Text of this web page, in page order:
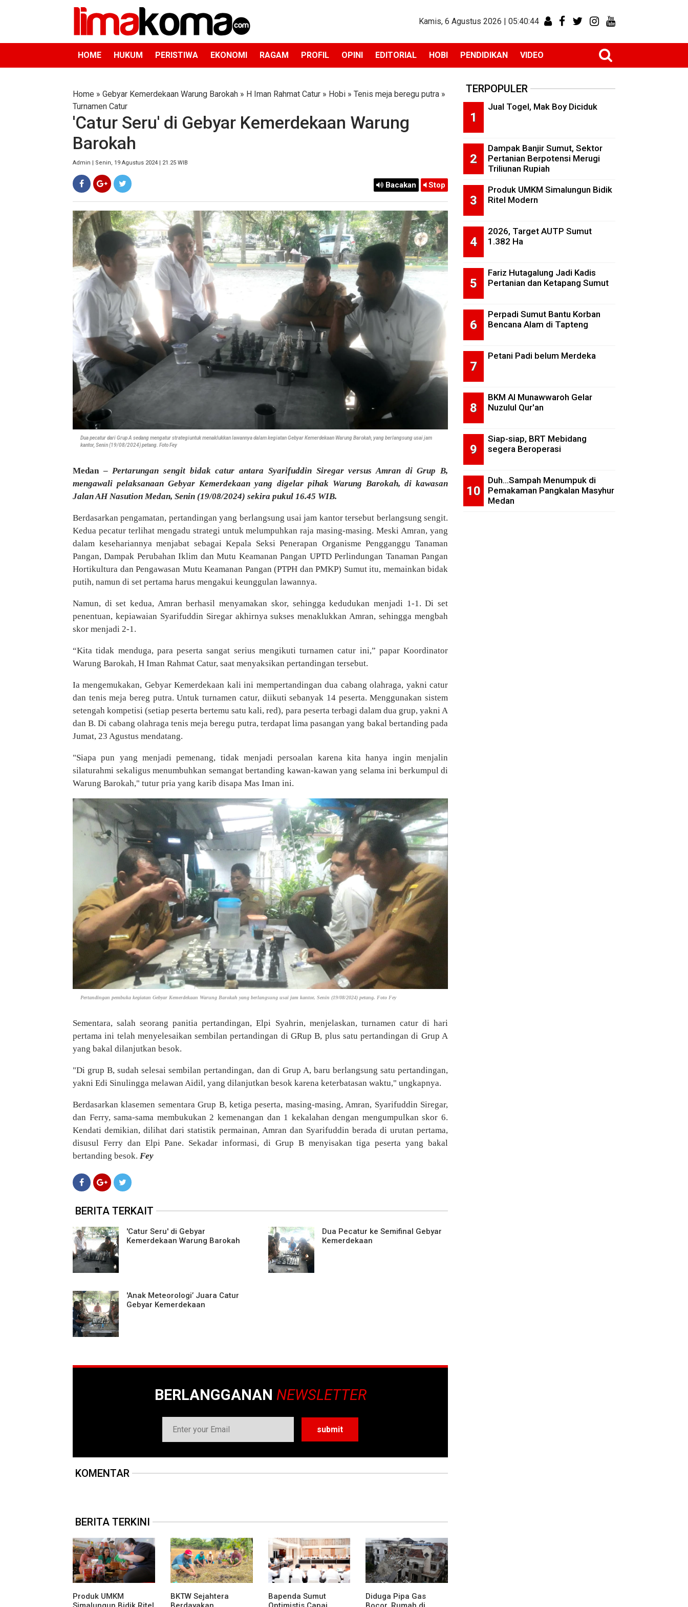
Kamis, 6 Agustus 2026 | 05:40:45
HOME HUKUM PERISTIWA EKONOMI RAGAM PROFIL OPINI EDITORIAL HOBI PENDIDIKAN VIDEO
Home » Gebyar Kemerdekaan Warung Barokah » H Iman Rahmat Catur » Hobi » Tenis meja beregu putra »
Turnamen Catur
'Catur Seru' di Gebyar Kemerdekaan Warung
Barokah
Admin | Senin, 19 Agustus 2024 | 21.25 WIB
Bacakan Stop
Dua pecatur dari Grup A sedang mengatur strategiuntuk menaklukkan lawannya dalam kegiatan Gebyar Kemerdekaan Warung Barokah, yang berlangsung usai jam
kantor, Senin (19/08/2024) petang. Foto Fey
Medan –Pertarungan sengit bidak catur antara Syarifuddin Siregar versus Amran di Grup B,
mengawali pelaksanaan Gebyar Kemerdekaan yang digelar pihak Warung Barokah, di kawasan
Jalan AH Nasution Medan, Senin (19/08/2024) sekira pukul 16.45 WIB.
Berdasarkan pengamatan, pertandingan yang berlangsung usai jam kantor tersebut berlangsung sengit.
Kedua pecatur terlihat mengadu strategi untuk melumpuhkan raja masing-masing. Meski Amran, yang
dalam kesehariannya menjabat sebagai Kepala Seksi Penerapan Organisme Pengganggu Tanaman
Pangan, Dampak Perubahan Iklim dan Mutu Keamanan Pangan UPTD Perlindungan Tanaman Pangan
Hortikultura dan Pengawasan Mutu Keamanan Pangan (PTPH dan PMKP) Sumut itu, memainkan bidak
putih, namun di set pertama harus mengakui keunggulan lawannya.
Namun, di set kedua, Amran berhasil menyamakan skor, sehingga kedudukan menjadi 1-1. Di set
penentuan, kepiawaian Syarifuddin Siregar akhirnya sukses menaklukkan Amran, sehingga mengbah
skor menjadi 2-1.
“Kita tidak menduga, para peserta sangat serius mengikuti turnamen catur ini,” papar Koordinator
Warung Barokah, H Iman Rahmat Catur, saat menyaksikan pertandingan tersebut.
Ia mengemukakan, Gebyar Kemerdekaan kali ini mempertandingan dua cabang olahraga, yakni catur
dan tenis meja bereg putra. Untuk turnamen catur, diikuti sebanyak 14 peserta. Menggunakan sistem
setengah kompetisi (setiap peserta bertemu satu kali, red), para peserta terbagi dalam dua grup, yakni A
dan B. Di cabang olahraga tenis meja beregu putra, terdapat lima pasangan yang bakal bertanding pada
Jumat, 23 Agustus mendatang.
"Siapa pun yang menjadi pemenang, tidak menjadi persoalan karena kita hanya ingin menjalin
silaturahmi sekaligus menumbuhkan semangat bertanding kawan-kawan yang selama ini berkumpul di
Warung Barokah," tutur pria yang karib disapa Mas Iman ini.
Pertandingan pembuka kegiatan Gebyar Kemerdekaan Warung Barokah yang berlangsung usai jam kantor, Senin (19/08/2024) petang. Foto Fey
Sementara, salah seorang panitia pertandingan, Elpi Syahrin, menjelaskan, turnamen catur di hari
pertama ini telah menyelesaikan sembilan pertandingan di GRup B, plus satu pertandingan di Grup A
yang bakal dilanjutkan besok.
"Di grup B, sudah selesai sembilan pertandingan, dan di Grup A, baru berlangsung satu pertandingan,
yakni Edi Sinulingga melawan Aidil, yang dilanjutkan besok karena keterbatasan waktu," ungkapnya.
Berdasarkan klasemen sementara Grup B, ketiga peserta, masing-masing, Amran, Syarifuddin Siregar,
dan Ferry, sama-sama membukukan 2 kemenangan dan 1 kekalahan dengan mengumpulkan skor 6.
Kendati demikian, dilihat dari statistik permainan, Amran dan Syarifuddin berada di urutan pertama,
disusul Ferry dan Elpi Pane. Sekadar informasi, di Grup B menyisakan tiga peserta yang bakal
bertanding besok. Fey
BERITA TERKAIT
'Catur Seru' di Gebyar
Kemerdekaan Warung Barokah
Dua Pecatur ke Semifinal Gebyar
Kemerdekaan
'Anak Meteorologi’ Juara Catur
Gebyar Kemerdekaan
BERLANGGANAN NEWSLETTER
KOMENTAR
BERITA TERKINI
Produk UMKM
BKTW Sejahtera
Bapenda Sumut
Diduga Pipa Gas
TERPOPULER
Jual Togel, Mak Boy Diciduk
Dampak Banjir Sumut, Sektor
Pertanian Berpotensi Merugi
Triliunan Rupiah
Produk UMKM Simalungun Bidik
Ritel Modern
2026, Target AUTP Sumut
1.382 Ha
Fariz Hutagalung Jadi Kadis
Pertanian dan Ketapang Sumut
Perpadi Sumut Bantu Korban
Bencana Alam di Tapteng
Petani Padi belum Merdeka
BKM Al Munawwaroh Gelar
Nuzulul Qur'an
Siap-siap, BRT Mebidang
segera Beroperasi
Duh...Sampah Menumpuk di
Pemakaman Pangkalan Masyhur
Medan